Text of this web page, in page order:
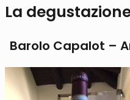
La
Barolo Capalot –